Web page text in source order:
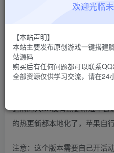
￥9.9
之前的大DX没有热更新进不
的热更新都本地化了，苹果自
注意：这个版本需要自己开活
欢迎光临
【本站声明】
本站主要发布原创游戏一键搭建
站源码
购买后有任何问题都可以联系
全部资源仅供学习交流，请在24